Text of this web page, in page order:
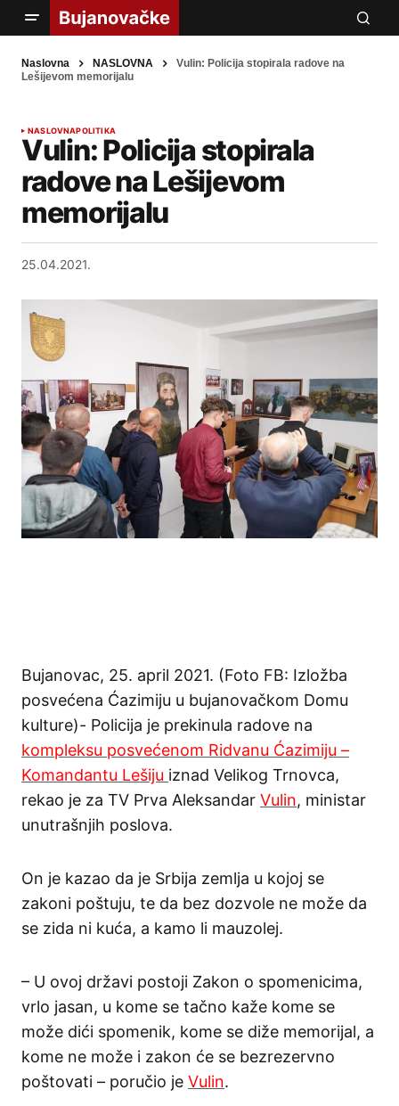
Naslovna NASLOVNA
Vulin: Policija stopirala radove na
Lešijevom memorijalu
NASLOVNAPOLITIKA
Vulin: Policija stopirala
radove na Lešijevom
memorijalu
25.04.2021.
Bujanovac, 25. april 2021. (Foto FB: Izložba
posvećena Ćazimiju u bujanovačkom Domu
kulture)- Policija je prekinula radove na
kompleksu posvećenom Ridvanu Ćazimiju –
Komandantu Lešiju iznad Velikog Trnovca,
rekao je za TV Prva Aleksandar Vulin, ministar
unutrašnjih poslova.
On je kazao da je Srbija zemlja u kojoj se
zakoni poštuju, te da bez dozvole ne može da
se zida ni kuća, a kamo li mauzolej.
– U ovoj državi postoji Zakon o spomenicima,
vrlo jasan, u kome se tačno kaže kome se
može dići spomenik, kome se diže memorijal, a
kome ne može i zakon će se bezrezervno
poštovati – poručio je Vulin.